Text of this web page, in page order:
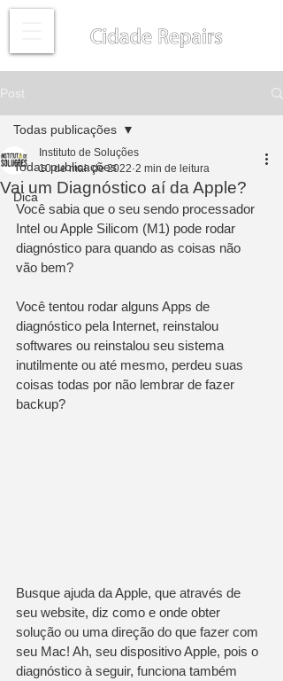
Post
Todas publicações
Dica
Todas publicações
Vai um Diagnóstico aí da Apple?
Instituto de Soluções
10 de mai. de 2022 2 min de leitura
Você sabia que o seu sendo processador
Intel ou Apple Silicom (M1) pode rodar
diagnóstico para quando as coisas não
vão bem?
Você tentou rodar alguns Apps de
diagnóstico pela Internet, reinstalou
softwares ou reinstalou seu sistema
inutilmente ou até mesmo, perdeu suas
coisas todas por não lembrar de fazer
backup?
Busque ajuda da Apple, que através de
seu website, diz como e onde obter
solução ou uma direção do que fazer com
seu Mac! Ah, seu dispositivo Apple, pois o
diagnóstico à seguir, funciona também